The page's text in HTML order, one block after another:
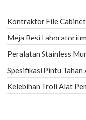
Kontraktor File
Meja Besi
Peralatan Stainless
Spesifikasi Pintu Tahan
Kelebihan Troli Alat